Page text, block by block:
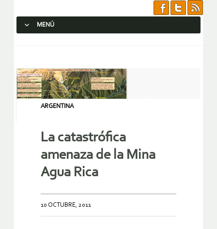
MENÚ
ARGENTINA
La catastrófica
amenaza de la Mina
Agua Rica
10 OCTUBRE, 2011